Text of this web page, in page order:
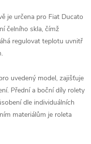
je určena pro Fiat Ducato
čelního skla, čímž
regulovat teplotu uvnitř
uvedený model, zajišťuje
Přední a boční díly rolety
dle individuálních
materiálům je roleta